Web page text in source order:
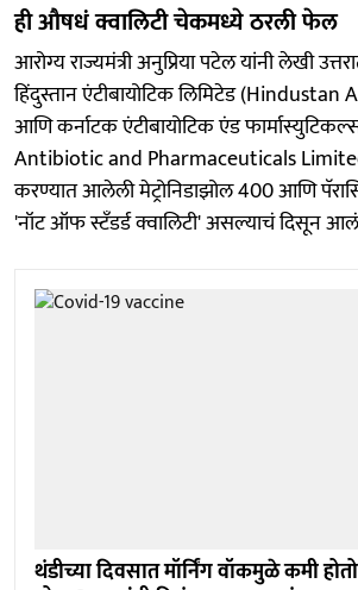
ही औषधं क्वालिटी चेकमध्ये ठरली फेल
आरोग्य राज्यमंत्री अनुप्रिया पटेल यांनी लेखी
हिंदुस्तान एंटीबायोटिक लिमिटेड
आणि कर्नाटक एंटीबायोटिक एंड
Antibiotic and Pharmaceuticals Limited)
करण्यात आलेली मेट्रोनिडाझोल 400 आणि
'नॉट ऑफ स्टँडर्ड क्वालिटी' असल्याचं दिसून
थंडीच्या दिवसात मॉर्निंग वॉकमुळे कमी